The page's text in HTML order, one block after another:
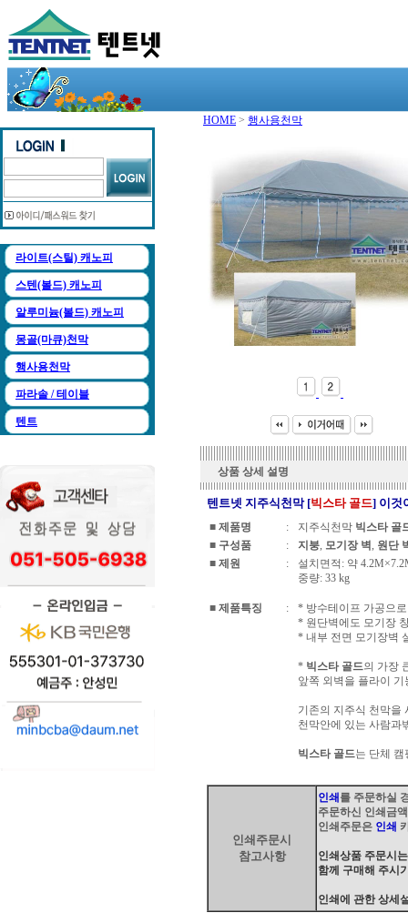
라이트(스틸) 캐노피
스텐(볼드) 캐노피
알루미늄(볼드) 캐노피
몽골(마큐)천막
행사용천막
파라솔 / 테이블
텐트
HOME > 행사용천막
상품 상세 설명
텐트넷 지주식천막 [빅스타 골드] 이것
■ 제품명 : 지주식천막 빅스타 골
■ 구성품 : 지붕, 모기장 벽, 원단
■ 제원 :
설치면적: 약
중량: 33 kg
■ 제품특징 :
* 방수테이프 가공으
* 원단벽에도 모기장
* 내부 전면 모기장벽
* 빅스타 골드의 가장
앞쪽 외벽을 플라이
기존의 지주식 천막을
천막안에 있는 사람과
빅스타 골드는 단체
인쇄주문시
참고사항
인쇄 를 주문하실
주문하신 인쇄금
인쇄주문은 인쇄
인쇄상품 주문시
함께 구매해 주시
인쇄에 관한 상세